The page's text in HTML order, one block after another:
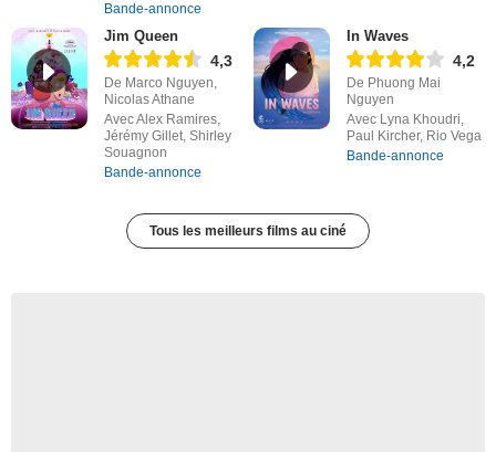
Bande-annonce
Jim Queen
4,3
De Marco Nguyen,
Nicolas Athane
Avec Alex Ramires,
Jérémy Gillet, Shirley
Souagnon
Bande-annonce
In Waves
4,2
De Phuong Mai
Nguyen
Avec Lyna Khoudri,
Paul Kircher, Rio Vega
Bande-annonce
Tous les meilleurs films au ciné